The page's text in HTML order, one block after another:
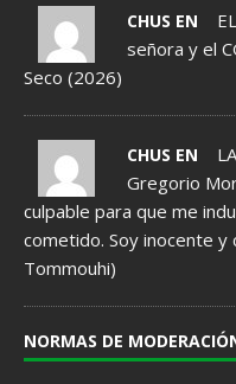
CHUS EN
señora y el
Seco (2026)
CHUS EN
Gregorio
culpable para que me
cometido. Soy inocente y
Tommouhi)
NORMAS DE